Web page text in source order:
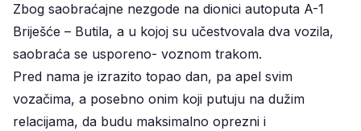
Zbog saobraćajne nezgode na dionici autoputa A-1
Briješće – Butila, a u kojoj su učestvovala dva vozila,
saobraća se usporeno- voznom trakom.
Pred nama je izrazito topao dan, pa apel svim
vozačima, a posebno onim koji putuju na dužim
relacijama, da budu maksimalno oprezni i